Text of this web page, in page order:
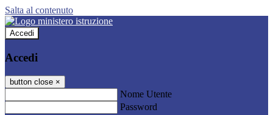
Salta al contenuto
Accedi
Accedi
button close ×
Nome Utente
Password